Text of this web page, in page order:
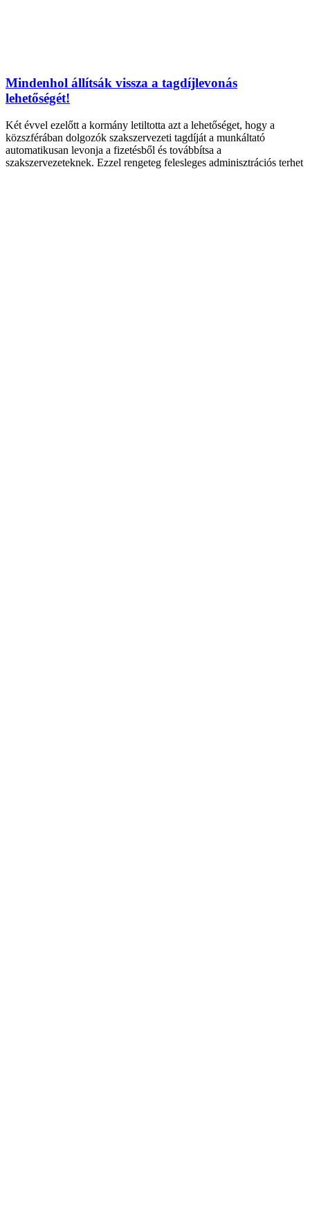
Mindenhol állítsák vissza a tagdíjlevonás
lehetőségét!
Két évvel ezelőtt a kormány letiltotta azt a lehetőséget, hogy a
közszférában dolgozók szakszervezeti tagdíját a munkáltató
automatikusan levonja a fizetésből és továbbítsa a
szakszervezeteknek. Ezzel rengeteg felesleges adminisztrációs terhet